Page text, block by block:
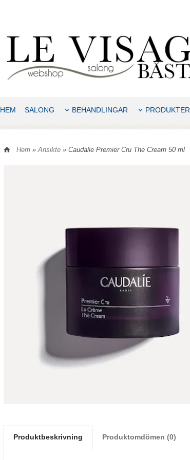
HEM SALONG BEHANDLINGAR PRODUKTER
Hem » Ansikte » Caudalie Premier Cru The Cream 50 ml
Produktbeskrivning Produktomdömen (0)